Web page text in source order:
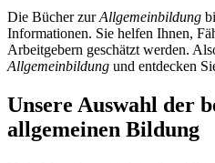
Die Bücher zurAllgemeinbildung
Informationen. Sie helfen Ihnen,
Arbeitgebern geschätzt werden.
Allgemeinbildung und entdecken
Unsere Auswahl der
allgemeinen Bildung